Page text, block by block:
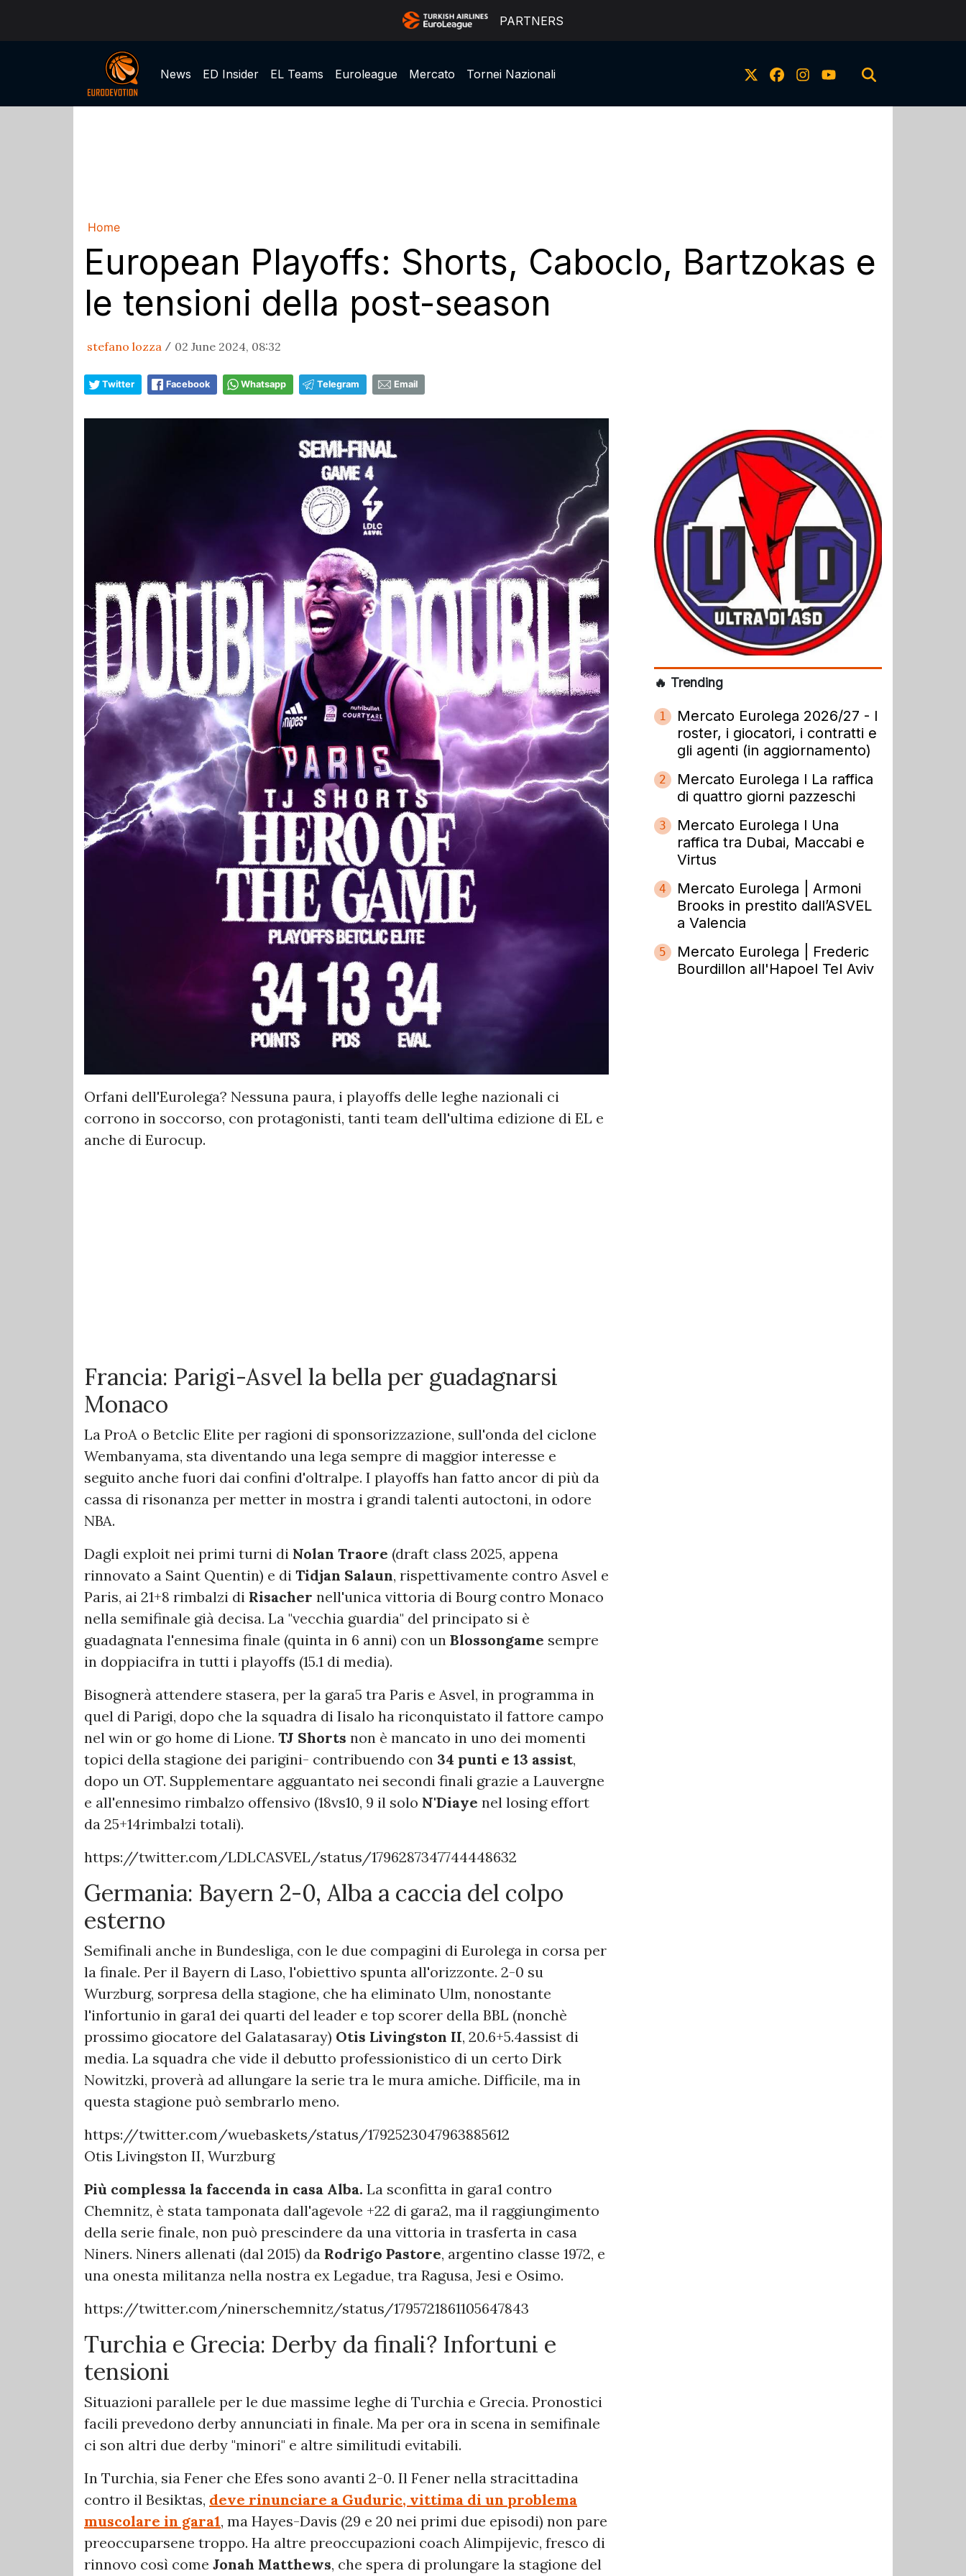
PARTNERS
News ED Insider EL Teams Euroleague Mercato Tornei Nazionali
Home
European Playoffs: Shorts, Caboclo, Bartzokas e
le tensioni della post-season
stefano lozza / 02 June 2024, 08:32
Twitter Facebook Whatsapp Telegram Email
Orfani dell'Eurolega? Nessuna paura, i playoffs delle leghe nazionali ci
corrono in soccorso, con protagonisti, tanti team dell'ultima edizione di EL e
anche di Eurocup.
Francia: Parigi-Asvel la bella per guadagnarsi
Monaco
La ProA o Betclic Elite per ragioni di sponsorizzazione, sull'onda del ciclone
Wembanyama, sta diventando una lega sempre di maggior interesse e
seguito anche fuori dai confini d'oltralpe. I playoffs han fatto ancor di più da
cassa di risonanza per metter in mostra i grandi talenti autoctoni, in odore
NBA.
Dagli exploit nei primi turni di Nolan Traore (draft class 2025, appena
rinnovato a Saint Quentin) e di Tidjan Salaun, rispettivamente contro Asvel e
Paris, ai 21+8 rimbalzi di Risacher nell'unica vittoria di Bourg contro Monaco
nella semifinale già decisa. La "vecchia guardia" del principato si è
guadagnata l'ennesima finale (quinta in 6 anni) con un Blossongame sempre
in doppiacifra in tutti i playoffs (15.1 di media).
Bisognerà attendere stasera, per la gara5 tra Paris e Asvel, in programma in
quel di Parigi, dopo che la squadra di Iisalo ha riconquistato il fattore campo
nel win or go home di Lione. TJ Shorts non è mancato in uno dei momenti
topici della stagione dei parigini- contribuendo con 34 punti e 13 assist,
dopo un OT. Supplementare agguantato nei secondi finali grazie a Lauvergne
e all'ennesimo rimbalzo offensivo (18vs10, 9 il solo N'Diaye nel losing effort
da 25+14rimbalzi totali).
https://twitter.com/LDLCASVEL/status/1796287347744448632
Germania: Bayern 2-0, Alba a caccia del colpo
esterno
Semifinali anche in Bundesliga, con le due compagini di Eurolega in corsa per
la finale. Per il Bayern di Laso, l'obiettivo spunta all'orizzonte. 2-0 su
Wurzburg, sorpresa della stagione, che ha eliminato Ulm, nonostante
l'infortunio in gara1 dei quarti del leader e top scorer della BBL (nonchè
prossimo giocatore del Galatasaray) Otis Livingston II, 20.6+5.4assist di
media. La squadra che vide il debutto professionistico di un certo Dirk
Nowitzki, proverà ad allungare la serie tra le mura amiche. Difficile, ma in
questa stagione può sembrarlo meno.
https://twitter.com/wuebaskets/status/1792523047963885612
Otis Livingston II, Wurzburg
Più complessa la faccenda in casa Alba. La sconfitta in gara1 contro
Chemnitz, è stata tamponata dall'agevole +22 di gara2, ma il raggiungimento
della serie finale, non può prescindere da una vittoria in trasferta in casa
Niners. Niners allenati (dal 2015) da Rodrigo Pastore, argentino classe 1972, e
una onesta militanza nella nostra ex Legadue, tra Ragusa, Jesi e Osimo.
https://twitter.com/ninerschemnitz/status/1795721861105647843
Turchia e Grecia: Derby da finali? Infortuni e
tensioni
Situazioni parallele per le due massime leghe di Turchia e Grecia. Pronostici
facili prevedono derby annunciati in finale. Ma per ora in scena in semifinale
ci son altri due derby "minori" e altre similitudi evitabili.
In Turchia, sia Fener che Efes sono avanti 2-0. Il Fener nella stracittadina
contro il Besiktas, deve rinunciare a Guduric, vittima di un problema
muscolare in gara1, ma Hayes-Davis (29 e 20 nei primi due episodi) non pare
preoccuparsene troppo. Ha altre preoccupazioni coach Alimpijevic, fresco di
rinnovo così come Jonah Matthews, che spera di prolungare la stagione del
🔥 Trending
1
Mercato Eurolega 2026/27 - I
roster, i giocatori, i contratti e
gli agenti (in aggiornamento)
2
Mercato Eurolega l La raffica
di quattro giorni pazzeschi
3
Mercato Eurolega l Una
raffica tra Dubai, Maccabi e
Virtus
4
Mercato Eurolega | Armoni
Brooks in prestito dall’ASVEL
a Valencia
5
Mercato Eurolega | Frederic
Bourdillon all'Hapoel Tel Aviv